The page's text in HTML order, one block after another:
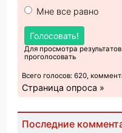
Мне все равно
Голосовать!
Для просмотра
проголосовать
Всего голосов: 620,
Страница опроса »
Последние